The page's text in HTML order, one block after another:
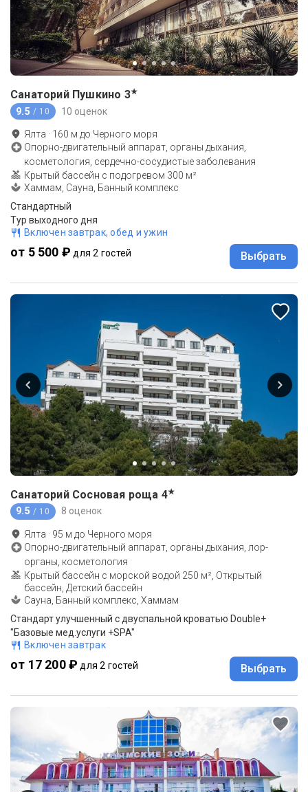
Санаторий Пушкино 3★
9.5 / 10 10 оценок
Ялта · 160 м до Черного моря
Опорно-двигательный аппарат, органы дыхания,
косметология, сердечно-сосудистые заболевания
Крытый бассейн с подогревом 300 м²
Хаммам, Сауна, Банный комплекс
Стандартный
Тур выходного дня
Включен завтрак, обед и ужин
от 5 500 ₽ для 2 гостей Выбрать
Санаторий Сосновая роща 4★
9.5 / 10 8 оценок
Ялта · 95 м до Черного моря
Опорно-двигательный аппарат, органы дыхания, лор-
органы, косметология
Крытый бассейн с морской водой 250 м², Открытый
бассейн, Детский бассейн
Сауна, Банный комплекс, Хаммам
Стандарт улучшенный с двуспальной кроватью Double+
"Базовые мед.услуги +SPA"
Включен завтрак
от 17 200 ₽ для 2 гостей Выбрать